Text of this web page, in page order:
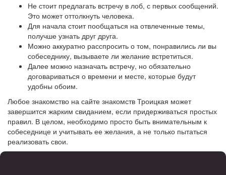
Не стоит предлагать встречу в лоб, с первых сообщений.
Это может оттолкнуть человека.
Для начала стоит пообщаться на отвлеченные темы,
получше узнать друг друга.
Можно аккуратно расспросить о том, понравились ли вы
собеседнику, вызываете ли желание встретиться.
Далее можно назначать встречу, но обязательно
договариваться о времени и месте, которые будут
удобны обоим.
Любое знакомство на сайте знакомств Троицкая может
завершится жарким свиданием, если придерживаться простых
правил. В целом, необходимо просто быть внимательным к
собеседнице и учитывать ее желания, а не только пытаться
реализовать свои.